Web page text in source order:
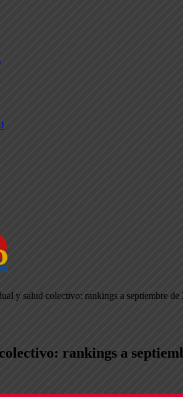
y salud colectivo: rankings a septiembre de
rankings a